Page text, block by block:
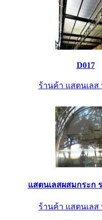
D017
ร้านค้า แสตนเล
แสตนเลสผสมกระก
ร้านค้า แสตนเล